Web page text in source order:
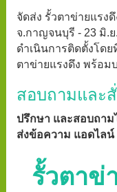
จัดส่ง รั้วตาข่ายแรง
จ.กาญจนบุรี - 23 มิ.ย
ดำเนินการติดตั้งโด
ตาข่ายแรงดึง พร้อ
สอบถามและ
ปรึกษา และสอบถาม
ส่งข้อความ แอดไลน์
รั้วตาข่